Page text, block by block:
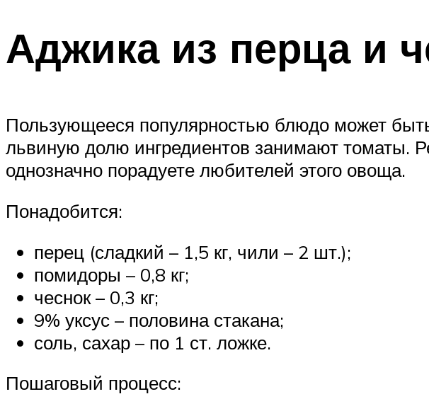
Аджика из перца и
Пользующееся популярностью блюдо может
львиную долю ингредиентов занимают томаты.
однозначно порадуете любителей этого овоща.
Понадобится:
перец (сладкий – 1,5 кг, чили – 2 шт.);
помидоры – 0,8 кг;
чеснок – 0,3 кг;
9% уксус – половина стакана;
соль, сахар – по 1 ст. ложке.
Пошаговый процесс: